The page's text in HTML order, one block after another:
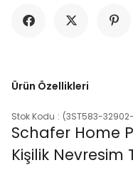
Ürün Özellikleri
Stok Kodu (3ST583-32902-
Schafer Home
Kişilik Nevresim